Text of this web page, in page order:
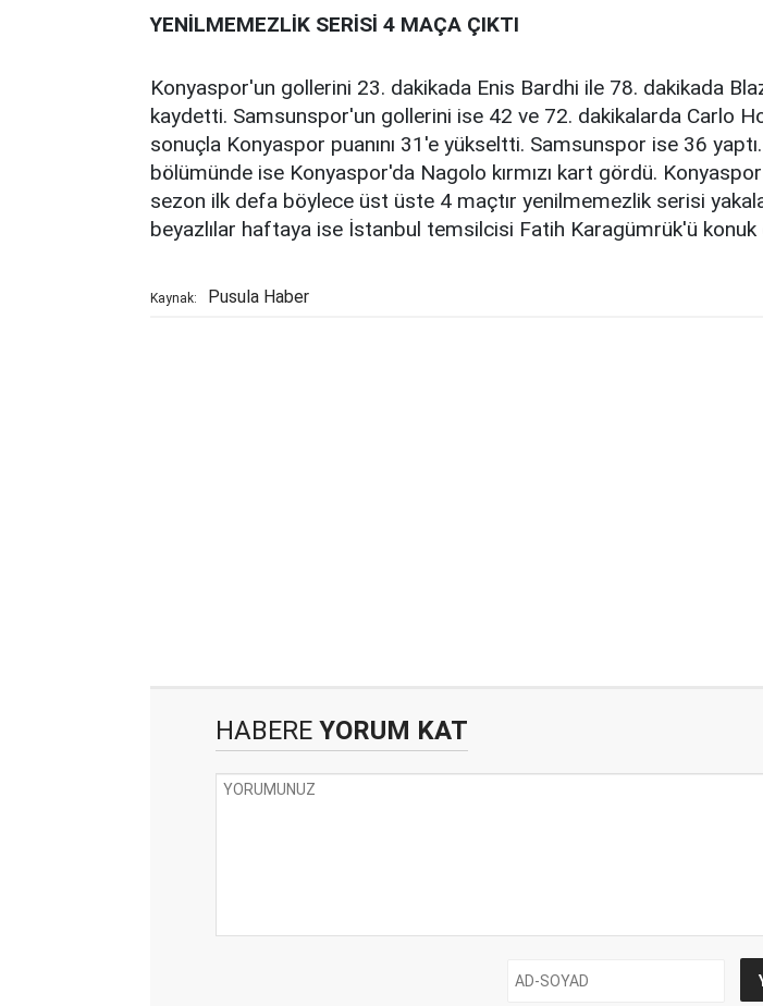
YENİLMEMEZLİK SERİSİ 4 MAÇA ÇIKTI
Konyaspor'un gollerini 23. dakikada Enis Bardhi ile 78. dakikada
kaydetti. Samsunspor'un gollerini ise 42 ve 72. dakikalarda Carlo
sonuçla Konyaspor puanını 31'e yükseltti. Samsunspor ise 36
bölümünde ise Konyaspor'da Nagolo kırmızı kart gördü.
sezon ilk defa böylece üst üste 4 maçtır yenilmemezlik serisi
beyazlılar haftaya ise İstanbul temsilcisi Fatih Karagümrük'ü konuk
Kaynak: Pusula Haber
HABERE YORUM KAT